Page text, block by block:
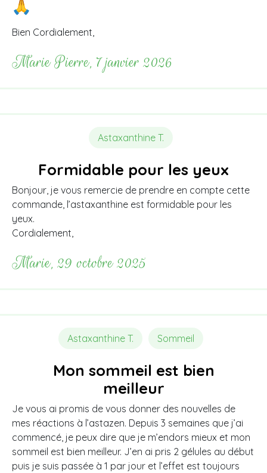
Bien Cordialement,
Marie Pierre, 7 janvier 2026
Astaxanthine T.
Formidable pour les yeux
Bonjour, je vous remercie de prendre en compte cette
commande, l’astaxanthine est formidable pour les
yeux.
Cordialement,
Marie, 29 octobre 2025
Astaxanthine T. Sommeil
Mon sommeil est bien
meilleur
Je vous ai promis de vous donner des nouvelles de
mes réactions à l’astazen. Depuis 3 semaines que j’ai
commencé, je peux dire que je m’endors mieux et mon
sommeil est bien meilleur. J’en ai pris 2 gélules au début
puis je suis passée à 1 par jour et l’effet est toujours